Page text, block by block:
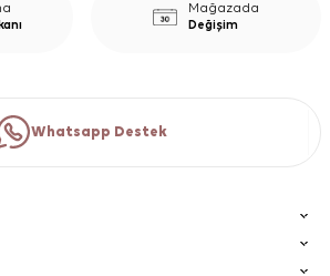
Mağazada
Değişim
Whatsapp Destek